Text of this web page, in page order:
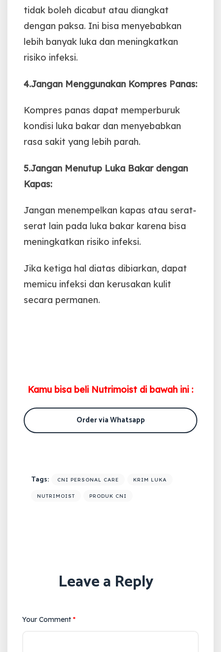
tidak boleh dicabut atau diangkat
dengan paksa. Ini bisa menyebabkan
lebih banyak luka dan meningkatkan
risiko infeksi.
4.Jangan Menggunakan Kompres Panas:
Kompres panas dapat memperburuk
kondisi luka bakar dan menyebabkan
rasa sakit yang lebih parah.
5.Jangan Menutup Luka Bakar dengan
Kapas:
Jangan menempelkan kapas atau serat-
serat lain pada luka bakar karena bisa
meningkatkan risiko infeksi.
Jika ketiga hal diatas dibiarkan, dapat
memicu infeksi dan kerusakan kulit
secara permanen.
Kamu bisa beli Nutrimoist di bawah ini :
Order via Whatsapp
Tags: CNI PERSONAL CARE KRIM LUKA
NUTRIMOIST PRODUK CNI
Leave a Reply
Your Comment *